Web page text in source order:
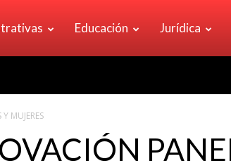
Educación Jurídica
MUJERES